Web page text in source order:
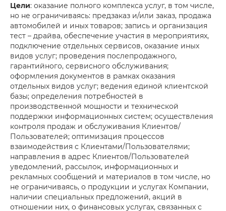
Цели: оказание полного комплекса услуг, в том числе,
но не ограничиваясь: предзаказ и/или заказ, продажа
автомобилей и иных товаров; запись и организация
тест – драйва, обеспечение участия в мероприятиях,
подключение отдельных сервисов, оказание иных
видов услуг; проведения послепродажного,
гарантийного, сервисного обслуживания;
оформления документов в рамках оказания
отдельных видов услуг; ведения единой клиентской
базы; определения потребностей в
производственной мощности и технической
поддержки информационных систем; осуществления
контроля продаж и обслуживания Клиентов/
Пользователей; оптимизация процессов
взаимодействия с Клиентами/Пользователями;
направления в адрес Клиентов/Пользователей
уведомлений, рассылок, информационных и
рекламных сообщений и материалов в том числе, но
не ограничиваясь, о продукции и услугах Компании,
наличии специальных предложений, акций в
отношении них, о финансовых услугах, связанных с